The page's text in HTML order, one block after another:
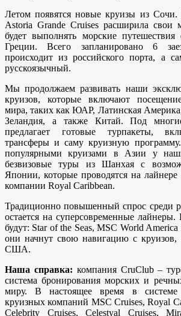
Летом появятся новые круизы из Сочи.
Astoria Grande Cruises расширила свои
будет выполнять морские
Греции. Всего запланировано 6
происходит из российского порта, а
русскоязычный.
Мы продолжаем развивать наши
круизов, которые включают
мира, таких как ЮАР, Латинская
Зеландия, а также Китай. Под
предлагает готовые турпакеты,
трансферы и саму круизную
популярными круизами в Азии у
безвизовые туры из Шанхая с
Японии, которые проводятся на лайнере
компании Royal Caribbean.
Традиционно повышенный спрос среди
остается на суперсовременные
будут: Star of the Seas, MSC World
они начнут свою навигацию с круизов,
США.
Наша справка: компания CruClub –
система бронирования морских и
миру. В настоящее время в системе
круизных компаний MSC Cruises, Royal
Celebrity Cruises, Celestyal Cruises,